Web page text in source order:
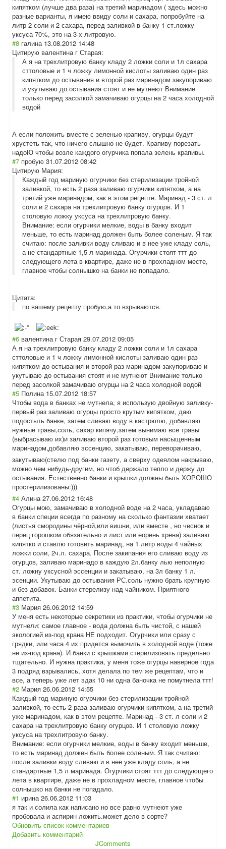
кипятком (лучше два раза) на третий маринадом ( здесь можно
разные варианты, я имею ввиду соли и сахара, попробуйте на
литр 2 соли и 2 сахара, перед заливкой в банку 1 ст.ложку
уксуса 70%, это на 3-х литровую.
#8 галина 13.08.2012 14:48
Цитирую валентина г Старая:
А я на трехлитровую банку кладу 2 ложки соли и 1л сахара
сттоловые и 1 ч ложку лимонной кислоты заливаю один раз
кипятком до остывания и второй раз маринадом закупориваю
и укутываю до остывания стоят и не мутнеют Внимание
только перед засолкой замачиваю огурцы на 2 часа холодной
водой
А если положить вместе с зеленью крапиву, огурцы будут
хрустеть так, что ничего слышно не будет. Крапиву порезать
надоЮ чтобы возле каждого огурчика попала зелень крапивы.
#7 пробую 31.07.2012 08:42
Цитирую Мария:
Каждый год мариную огурчики без стерилизации тройной
заливкой, то есть 2 раза заливаю огурчики кипятком, а на
третий уже маринадом, как в этом рецепте. Маринад - 3 ст. л
соли и 2 сахара на трехлитровую банку огурцов. И 1
столовую ложку уксуса на трехлитровую банку.
Внимание: если огурчики мелкие, воды в банку входит
меньше, то есть маринад должен быть более соленым. Я так
считаю: после заливки воду сливаю и в нее уже кладу соль,
а не стандартные 1,5 л маринада. Огурчики стоят ттт до
следующего лета в квартире, даже не в прохладном месте,
главное чтобы солнышко на банки не попадало.
Цитата:
по вашему рецепту пробую,а то взрываются.
#6 валентина г Старая 29.07.2012 09:05
А я на трехлитровую банку кладу 2 ложки соли и 1л сахара
сттоловые и 1 ч ложку лимонной кислоты заливаю один раз
кипятком до остывания и второй раз маринадом закупориваю и
укутываю до остывания стоят и не мутнеют Внимание только
перед засолкой замачиваю огурцы на 2 часа холодной водой
#5 Полина 15.07.2012 18:57
Чтобы вода в банках не мутнела, я использую двойную заливку-
первый раз заливаю огурцы просто крутым кипятком, даю
подостыть банке, затем сливаю воду в кастрюлю, добавляю
нужные травы,соль, сахар кипячу,затем вынимаю все травы
(выбрасываю их)и заливаю второй раз готовым насыщенным
маринадом,добавляю эссенцию, закатываю, переворачиваю,
закутываю(стелю под банки газету, а сверху одеялом накрываю,
можно чем нибудь-другим, но чтоб держало тепло и держу до
остывания. Естественно банки и крышки должны быть ХОРОШО
простерилизованы:)))
#4 Алина 27.06.2012 16:48
Огурцы мою, замачиваю в холодной воде на 2 часа, укладаваю
в банки специи всегда по разному на сколько фантазии хватает
(листья смородины чёрной,или вишни, или вместе , но чеснок и
перец горошком обязательно и лист или еорень хрена) заливаю
кипятко и ставлю готовить маринад, на 1 литр воды 4 чайных
ложки соли, 2ч.л. сахара. После закипания его сливаю воду из
огурцов, заливаю маринадо в каждую 2л.банку лью неполную
ст. ложну уксусной эссенции и закатываю, на 3л банку 1 л.
эсенции. Укутываю до остывания РС.соль нужно брать крупную
и без добавок. Банки стерелизу над чайником. Приятного
аппетита.
#3 Мария 26.06.2012 14:59
У меня есть некоторые секретики из практики, чтобы огурчики не
мутнели: самое главное - вода должна быть чистой, с нашей
экологией из-под крана НЕ подходит. Огурчики или сразу с
грядки, или часа 4 их придется вымочить в холодной воде (тоже
не из-под крана). И банки с крышками стерилизовать предельно
тщательно. И нужна практика, у меня тоже огурцы наверное года
3 подряд взрывались, хотя делала по тем же рецептам, что и
все, а теперь уже лет эдак 10 ни одна баночка не помутнела ттт!
#2 Мария 26.06.2012 14:55
Каждый год мариную огурчики без стерилизации тройной
заливкой, то есть 2 раза заливаю огурчики кипятком, а на третий
уже маринадом, как в этом рецепте. Маринад - 3 ст. л соли и 2
сахара на трехлитровую банку огурцов. И 1 столовую ложку
уксуса на трехлитровую банку.
Внимание: если огурчики мелкие, воды в банку входит меньше,
то есть маринад должен быть более соленым. Я так считаю:
после заливки воду сливаю и в нее уже кладу соль, а не
стандартные 1,5 л маринада. Огурчики стоят ттт до следующего
лета в квартире, даже не в прохладном месте, главное чтобы
солнышко на банки не попадало.
#1 ирина 26.06.2012 11:03
я так и солила как написано но все равно мутнеют уже
пробовала и аспирин ложить.может дело в сорте?
Обновить список комментариев
Добавить комментарий
JComments